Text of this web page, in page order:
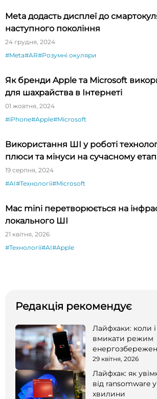
Meta додасть дисплеї до
наступного покоління
24 грудня, 2024
#Meta#AR#Розумні окуляри
Як бренди Apple та Microsoft
для шахрайства в Інтернеті
01 жовтня, 2024
#iPhone#Apple#Microsoft
Використання ШІ у роботі
плюси та мінуси на сучасному
19 серпня, 2024
#AI#Технології#Microsoft
Mac mini перетворюється на
локального ШІ
21 квітня, 2026
#Технології#AI#Apple
Редакція рекомендує
Лайфхаки: коли
вмикати режим
смартфоні
29 квітня, 2026
Лайфхак: як
від ransomware
хвилини